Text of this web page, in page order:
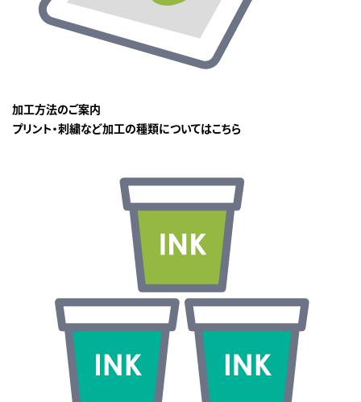
加工方法のご案内
プリント・刺繍など加工の種類についてはこちら